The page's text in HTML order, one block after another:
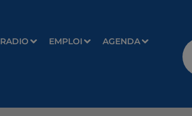
RADIO EMPLOI AGENDA